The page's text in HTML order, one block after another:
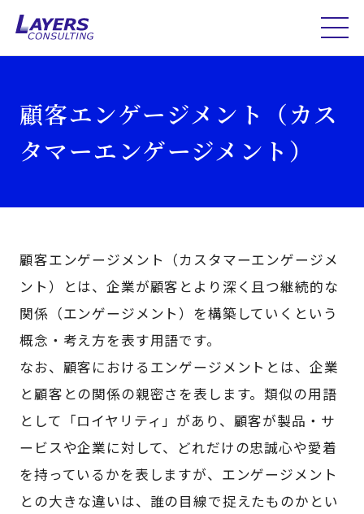
顧客エンゲージメント（カス
タマーエンゲージメント）
顧客エンゲージメント（カスタマーエンゲージメ
ント）とは、企業が顧客とより深く且つ継続的な
関係（エンゲージメント）を構築していくという
概念・考え方を表す用語です。
なお、顧客におけるエンゲージメントとは、企業
と顧客との関係の親密さを表します。類似の用語
として「ロイヤリティ」があり、顧客が製品・サ
ービスや企業に対して、どれだけの忠誠心や愛着
を持っているかを表しますが、エンゲージメント
との大きな違いは、誰の目線で捉えたものかとい